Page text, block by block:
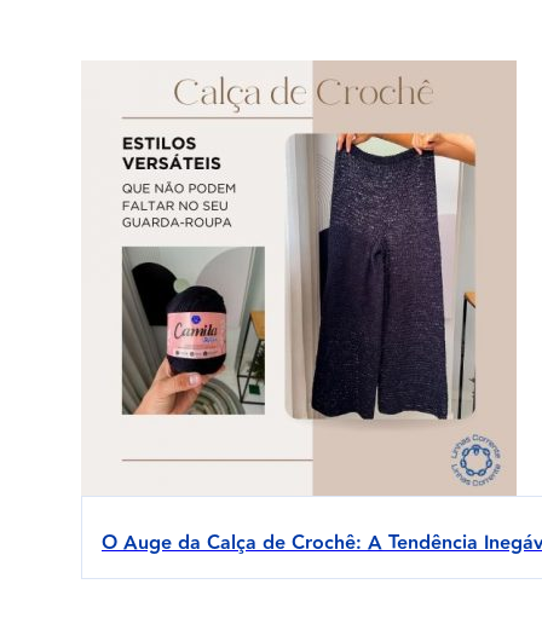
O Auge da Calça de Crochê: A Tendência